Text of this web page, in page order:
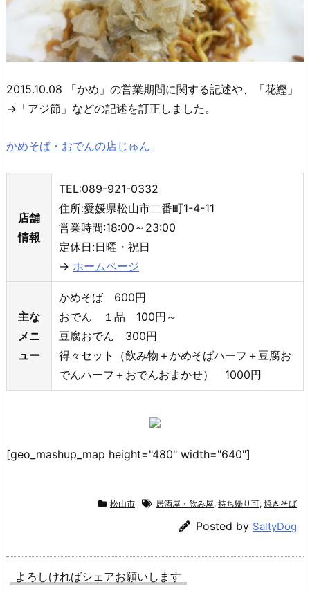
2015.10.08 「かめ」の営業期間に関する記述や、「花鰹」
→「アジ節」などの記述を訂正しました。
かめそば・おでんの店じゅん
店舗
情報
TEL:089-921-0332
住所:愛媛県松山市二番町1-4-11
営業時間:18:00～23:00
定休日:日曜・祝日
→ ホームページ
主な
メニ
ュー
かめそば 600円
おでん １品 100円～
豆腐おでん 300円
得々セット（飲み物＋かめそばハーフ＋豆腐お
でんハーフ＋おでんおまかせ） 1000円
[geo_mashup_map height="480" width="640"]
松山市 居酒屋・飲み屋, 持ち帰り可, 焼きそば
Posted by SaltyDog
よろしければシェアお願いします